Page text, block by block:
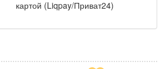
картой (Liqpay/Приват24)